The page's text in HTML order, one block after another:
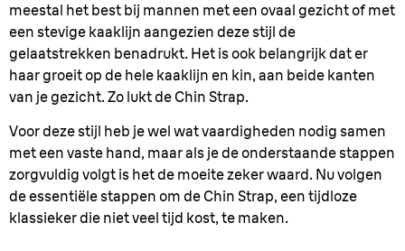
meestal het best bij mannen met een ovaal gezicht of met
een stevige kaaklijn aangezien deze stijl de
gelaatstrekken benadrukt. Het is ook belangrijk dat er
haar groeit op de hele kaaklijn en kin, aan beide kanten
van je gezicht. Zo lukt de Chin Strap.
Voor deze stijl heb je wel wat vaardigheden nodig samen
met een vaste hand, maar als je de onderstaande stappen
zorgvuldig volgt is het de moeite zeker waard. Nu volgen
de essentiële stappen om de Chin Strap, een tijdloze
klassieker die niet veel tijd kost, te maken.